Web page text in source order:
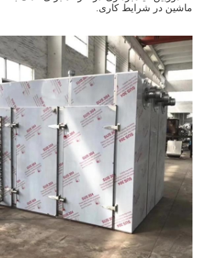
کارخانه تور
کنترل کیفیت
تماس با ما
اخبار
همه موارد
اسپری خشک کن گریز از مرکز با سرعت بالا
تخت خشک کن سیال ویبره
ماشین در شرایط کاری.